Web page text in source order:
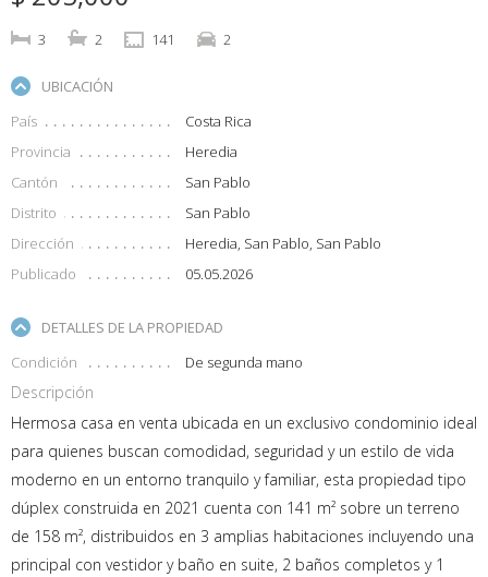
3 2 141 2
UBICACIÓN
País
Costa Rica
Provincia
Heredia
Cantón
San Pablo
Distrito
San Pablo
Dirección
Heredia, San Pablo, San Pablo
Publicado
05.05.2026
DETALLES DE LA PROPIEDAD
Condición
De segunda mano
Descripción
Hermosa casa en venta ubicada en un exclusivo condominio ideal
para quienes buscan comodidad, seguridad y un estilo de vida
moderno en un entorno tranquilo y familiar, esta propiedad tipo
dúplex construida en 2021 cuenta con 141 m² sobre un terreno
de 158 m², distribuidos en 3 amplias habitaciones incluyendo una
principal con vestidor y baño en suite, 2 baños completos y 1